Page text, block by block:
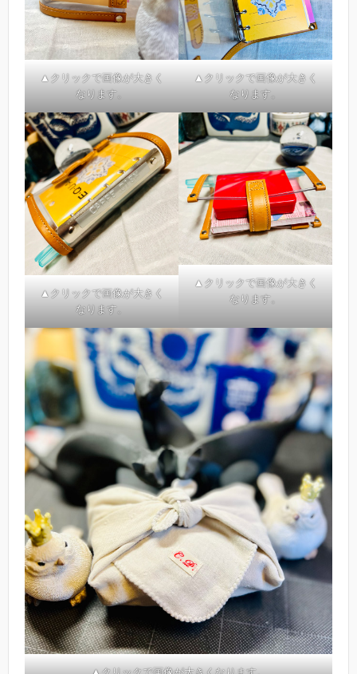
▲クリックで画像が大きく
なります。
▲クリックで画像が大きく
なります。
▲クリックで画像が大きく
なります。
▲クリックで画像が大きく
なります。